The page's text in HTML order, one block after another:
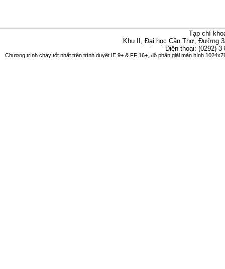
Tạp chí
Khu II, Đại học Cần Thơ, Đường
Điện thoại: (0292)
Chương trình chạy tốt nhất trên trình duyệt IE 9+ & FF 16+, độ phân giải màn hình